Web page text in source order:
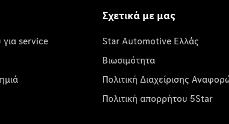
για service
Σχετικά με μας
Star Automotive Ελλάς
Βιωσιμότητα
Πολιτική Διαχείρισης
Πολιτική απορρήτου 5Star